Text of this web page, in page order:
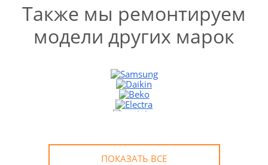
УЗНАТЬ СТОИМОСТЬ
Выезд и диагностика
БЕСПЛАТНО *
* в случае ремонта
Также мы ремонтируем
модели других марок
ПОКАЗАТЬ ВСЕ